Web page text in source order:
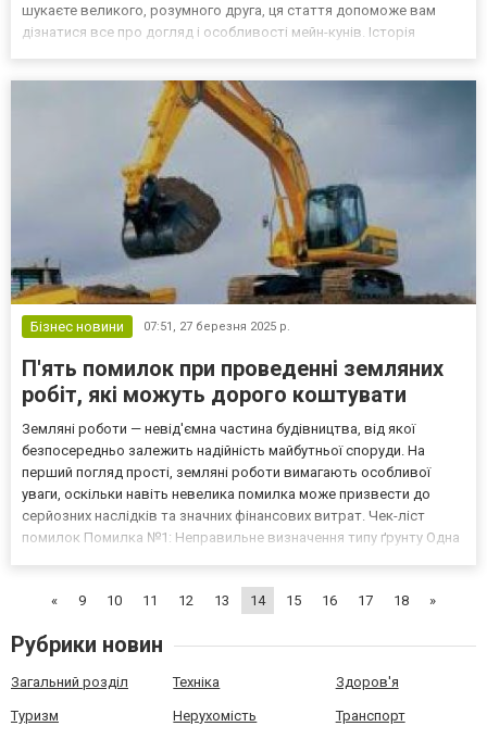
шукаєте великого, розумного друга, ця стаття допоможе вам
дізнатися все про догляд і особливості мейн-кунів. Історія
Бізнес новини 07:51, 27 березня 2025 р.
П'ять помилок при проведенні земляних
робіт, які можуть дорого коштувати
Земляні роботи — невід'ємна частина будівництва, від якої
безпосередньо залежить надійність майбутньої споруди. На
перший погляд прості, земляні роботи вимагають особливої
уваги, оскільки навіть невелика помилка може призвести до
серйозних наслідків та значних фінансових витрат. Чек-ліст
помилок Помилка №1: Неправильне визначення типу ґрунту Одна
«
9 10 11 12 13 14 15 16 17 18 »
Рубрики новин
Загальний розділ Техніка Здоров'я
Туризм Нерухомість Транспорт